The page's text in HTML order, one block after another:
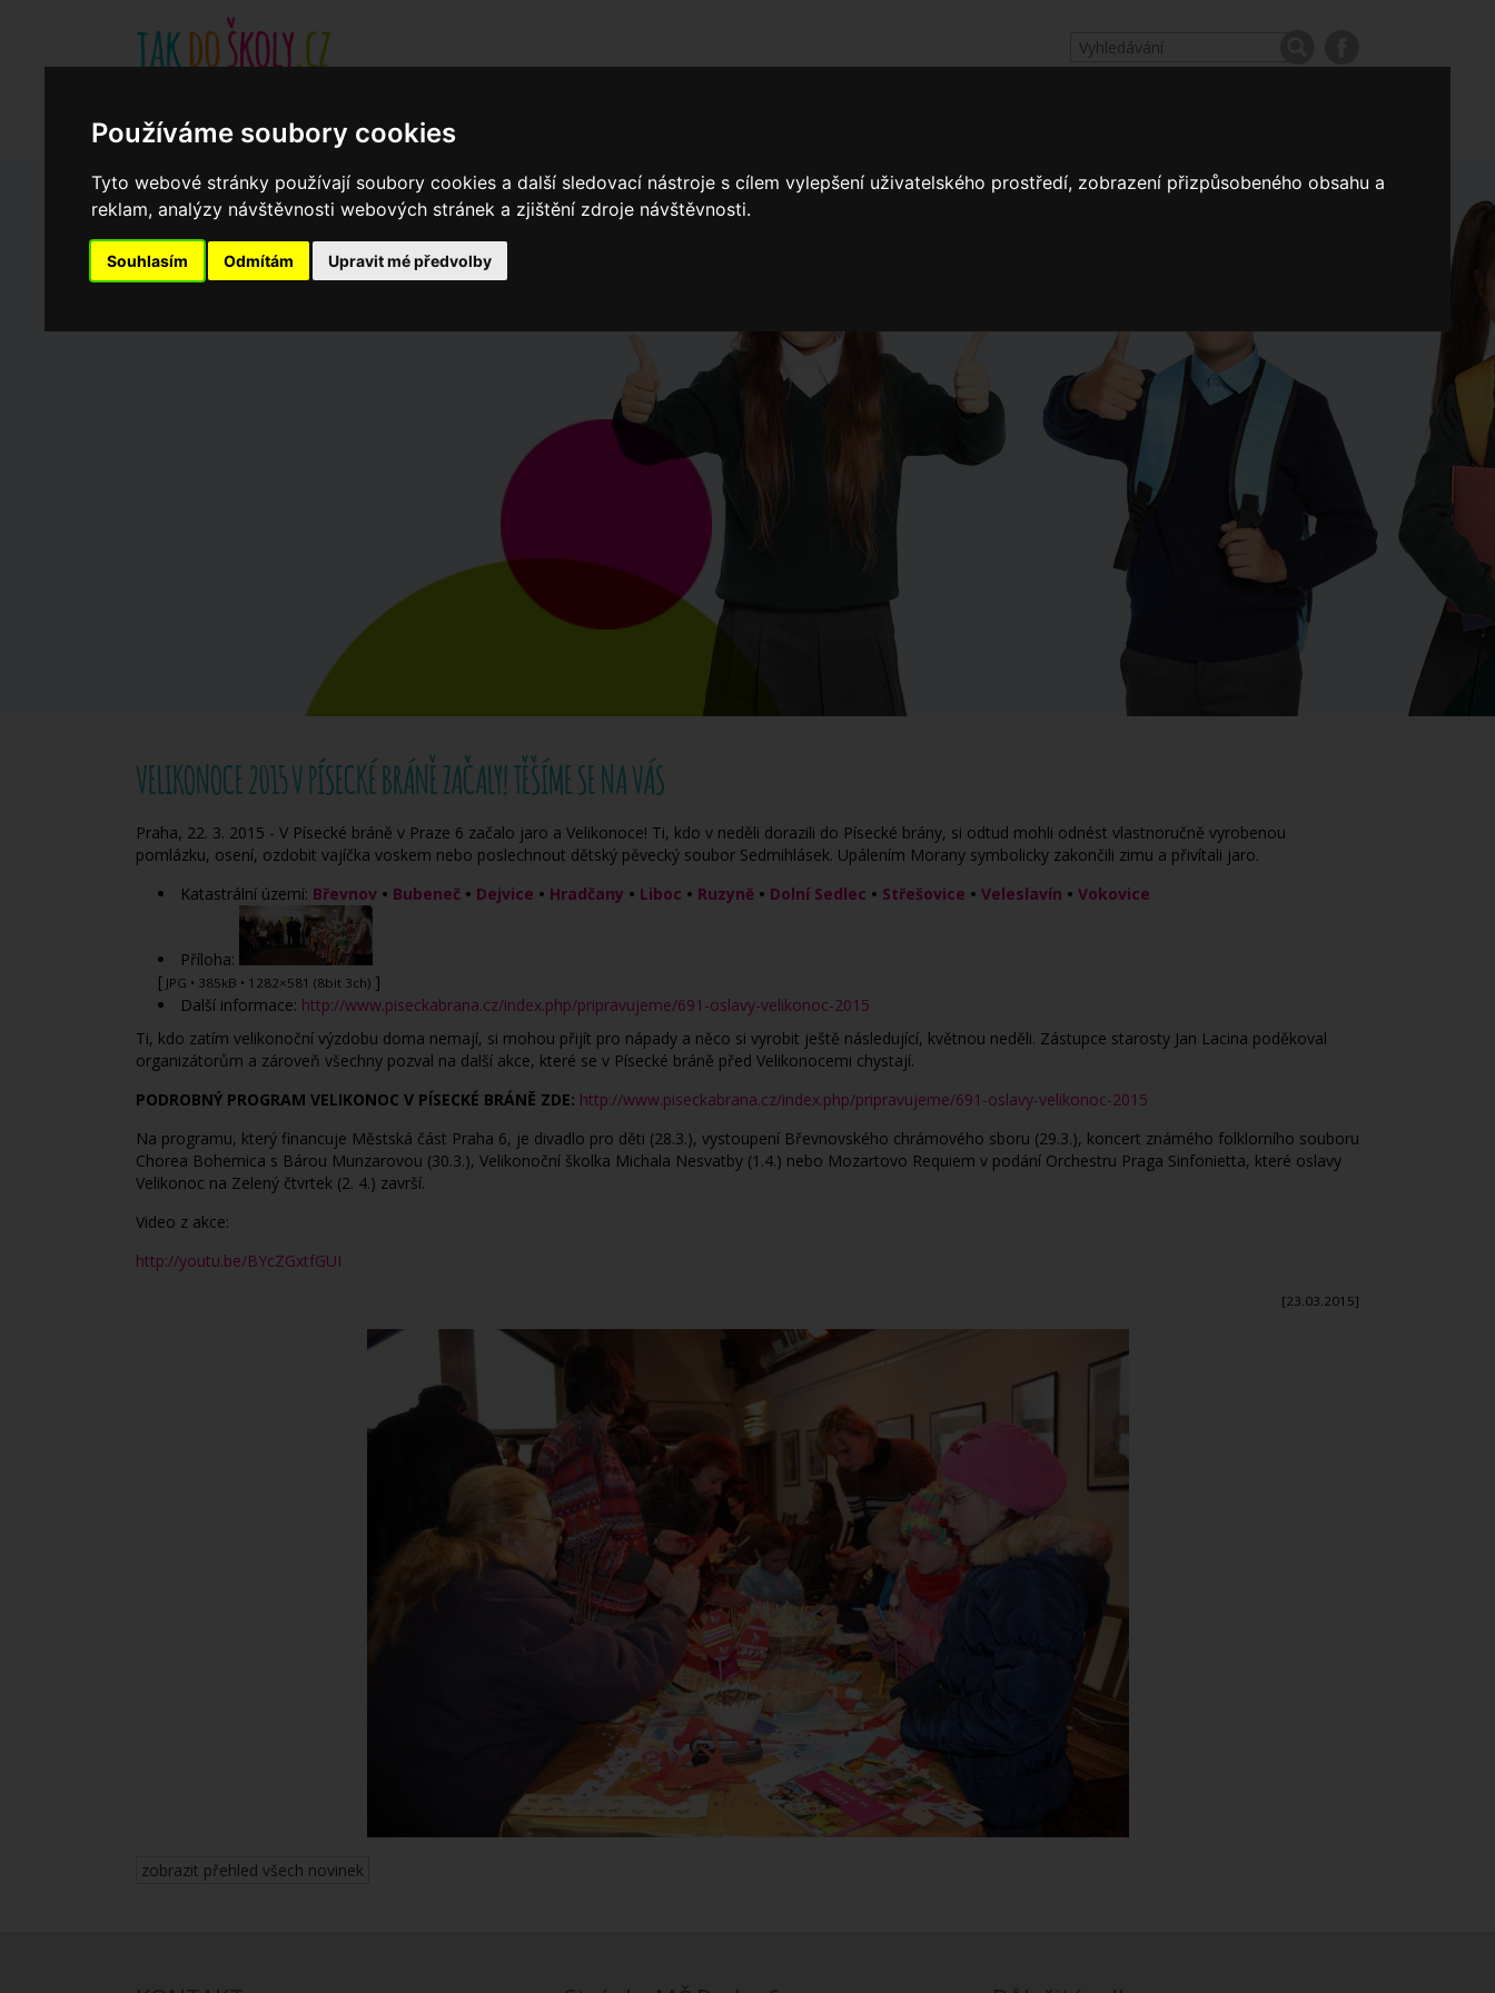
Používáme soubory cookies
Tyto webové stránky používají soubory cookies a další sledovací nástroje s cílem vylepšení uživatelského prostředí, zobrazení přizpůsobeného obsahu a
reklam, analýzy návštěvnosti webových stránek a zjištění zdroje návštěvnosti.
Souhlasím Odmítám Upravit mé předvolby
Když potřebujete pomoci
Ročenka
cookies
Zápisy do ZŠ 2026/27 Výroční zprávy
VELIKONOCE 2015 V PÍSECKÉ BRÁNĚ ZAČALY! TĚŠÍME SE NA VÁS
Praha, 22. 3. 2015 - V Písecké bráně v Praze 6 začalo jaro a Velikonoce! Ti, kdo v neděli dorazili do Písecké brány, si odtud mohli odnést vlastnoručně vyrobenou
pomlázku, osení, ozdobit vajíčka voskem nebo poslechnout dětský pěvecký soubor Sedmihlásek. Upálením Morany symbolicky zakončili zimu a přivítali jaro.
Katastrální území: Břevnov • Bubeneč • Dejvice • Hradčany • Liboc • Ruzyně • Dolní Sedlec • Střešovice • Veleslavín • Vokovice
Příloha:
[ JPG • 385kB • 1282×581 (8bit 3ch) ]
Další informace: http://www.piseckabrana.cz/index.php/pripravujeme/691-oslavy-velikonoc-2015
Ti, kdo zatím velikonoční výzdobu doma nemají, si mohou přijít pro nápady a něco si vyrobit ještě následující, květnou neděli. Zástupce starosty Jan Lacina poděkoval
organizátorům a zároveň všechny pozval na další akce, které se v Písecké bráně před Velikonocemi chystají.
PODROBNÝ PROGRAM VELIKONOC V PÍSECKÉ BRÁNĚ ZDE: http://www.piseckabrana.cz/index.php/pripravujeme/691-oslavy-velikonoc-2015
Na programu, který financuje Městská část Praha 6, je divadlo pro děti (28.3.), vystoupení Břevnovského chrámového sboru (29.3.), koncert známého folklorního souboru
Chorea Bohemica s Bárou Munzarovou (30.3.), Velikonoční školka Michala Nesvatby (1.4.) nebo Mozartovo Requiem v podání Orchestru Praga Sinfonietta, které oslavy
Velikonoc na Zelený čtvrtek (2. 4.) završí.
Video z akce:
http://youtu.be/BYcZGxtfGUI
[23.03.2015]
zobrazit přehled všech novinek